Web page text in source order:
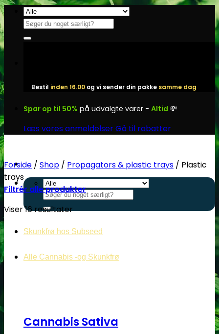
Fortsæt
indhold
Søg
efter:
Bestil inden 16.00 og vi sender din pakke samme dag
Spar op til 50% på udvalgte varer - Altid 💸
Læs vores anmeldelserGå til rabatter
Søg
efter:
Skunkfrø hos Subseed
Alle Cannabis -og Skunkfrø
Cannabis Sativa
Forside / Shop / Propagators & plastic trays / Plastic
trays
Filtrér alle produkter
Viser 16 resultater